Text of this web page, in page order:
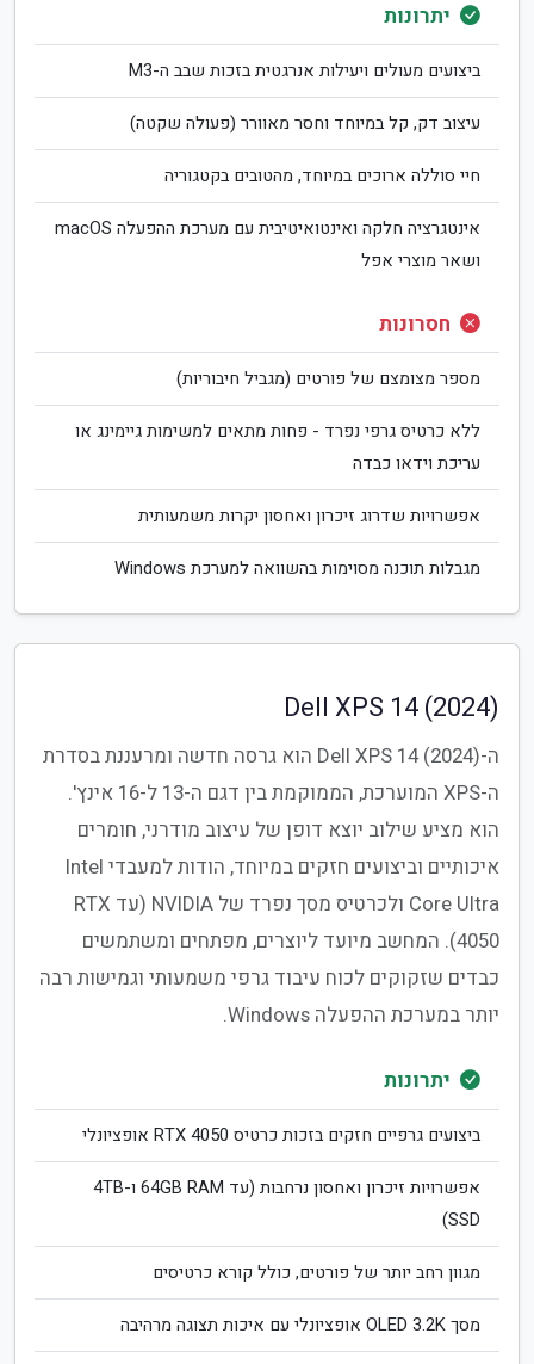
יתרונות
ביצועים מעולים ויעילות אנרגטית בזכות שבב ה-M3
עיצוב דק, קל במיוחד וחסר מאוורר (פעולה שקטה)
חיי סוללה ארוכים במיוחד, מהטובים בקטגוריה
אינטגרציה חלקה ואינטואיטיבית עם מערכת ההפעלה macOS
ושאר מוצרי אפל
חסרונות
מספר מצומצם של פורטים (מגביל חיבוריות)
ללא כרטיס גרפי נפרד - פחות מתאים למשימות גיימינג או
עריכת וידאו כבדה
אפשרויות שדרוג זיכרון ואחסון יקרות משמעותית
מגבלות תוכנה מסוימות בהשוואה למערכת Windows
Dell XPS 14 (2024)
ה-Dell XPS 14 (2024) הוא גרסה חדשה ומרעננת בסדרת
ה-XPS המוערכת, הממוקמת בין דגם ה-13 ל-16 אינץ'.
הוא מציע שילוב יוצא דופן של עיצוב מודרני, חומרים
איכותיים וביצועים חזקים במיוחד, הודות למעבדי Intel
Core Ultra ולכרטיס מסך נפרד של NVIDIA (עד RTX
4050). המחשב מיועד ליוצרים, מפתחים ומשתמשים
כבדים שזקוקים לכוח עיבוד גרפי משמעותי וגמישות רבה
יותר במערכת ההפעלה Windows.
יתרונות
ביצועים גרפיים חזקים בזכות כרטיס RTX 4050 אופציונלי
אפשרויות זיכרון ואחסון נרחבות (עד 64GB RAM ו-4TB
SSD)
מגוון רחב יותר של פורטים, כולל קורא כרטיסים
מסך OLED 3.2K אופציונלי עם איכות תצוגה מרהיבה